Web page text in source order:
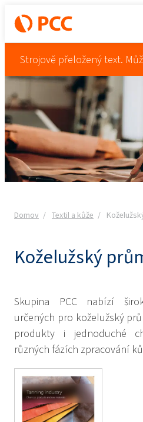
Strojově přeložený text.
Domov Textil a kůže
Koželužský
Skupina PCC nabízí
určených pro koželužský
produkty i jednoduché
různých fázích zpracování